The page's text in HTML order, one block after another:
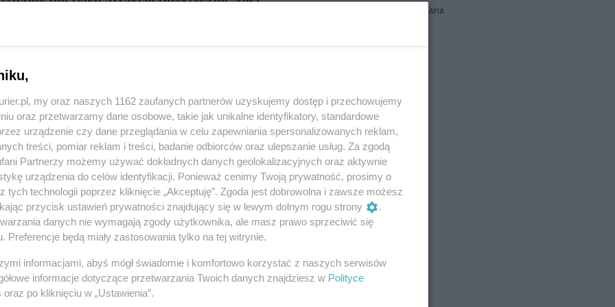
Grzegorz Koralewski, szczecinianin,
stworzył z prostej przyczyny.
miejsc wartych odwiedzenia,
wyprawami rysowałem mapę, na której na
szczególną uwagę na jakość leśnych dróg, bo
zostały własnoręcznie narysowane,
Koralewski.
ograniczony osiedlem Bukowym, Zdrojami,
od południa Glinną, Żelisławcem, Gardnem
w ciekawym, komiksowym stylu, zaznaczono
REKLAMA
my oraz naszych 1162 zaufanych partnerów uzyskujemy dostęp i przechowujemy
oraz przetwarzamy dane osobowe, takie jak unikalne identyfikatory, standardowe
urządzenie czy dane przeglądania w celu zapewniania spersonalizowanych reklam,
treści, pomiar reklam i treści, badanie odbiorców oraz ulepszanie usług. Za zgodą
Partnerzy możemy używać dokładnych danych geolokalizacyjnych oraz aktywnie
urządzenia do celów identyfikacji. Ponieważ cenimy Twoją prywatność, prosimy o
tych technologii poprzez kliknięcie „Akceptuję”. Zgoda jest dobrowolna i zawsze możesz
przycisk ustawień prywatności znajdujący się w lewym dolnym rogu strony
danych nie wymagają zgody użytkownika, ale masz prawo sprzeciwić się
Preferencje będą miały zastosowania tylko na tej witrynie.
informacjami, abyś mógł świadomie i komfortowo korzystać z naszych serwisów
informacje dotyczące przetwarzania Twoich danych znajdziesz w Polityce
oraz po kliknięciu w „Ustawienia”.